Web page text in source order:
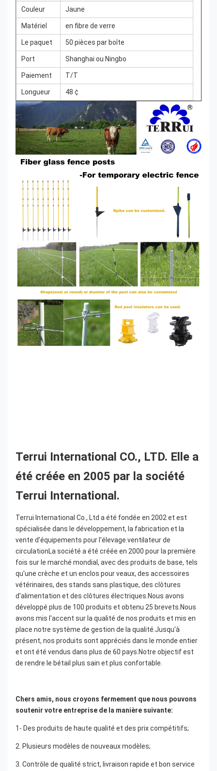
Couleur Jaune
Matériel en fibre de verre
Le paquet 50 pièces par boîte
Port Shanghai ou Ningbo
Paiement T/T
Longueur 48 ¢
Terrui International CO., LTD. Elle a
été créée en 2005 par la société
Terrui International.
Terrui International Co., Ltd a été fondée en 2002 et est
spécialisée dans le développement, la fabrication et la
vente d'équipements pour l'élevage.ventilateur de
circulationLa société a été créée en 2000 pour la première
fois sur le marché mondial, avec des produits de base, tels
qu'une crèche et un enclos pour veaux, des accessoires
vétérinaires, des stands sans plastique, des clôtures
d'alimentation et des clôtures électriques.Nous avons
développé plus de 100 produits et obtenu 25 brevets.Nous
avons mis l'accent sur la qualité de nos produits et mis en
place notre système de gestion de la qualité.Jusqu'à
présent, nos produits sont appréciés dans le monde entier
et ont été vendus dans plus de 60 pays.Notre objectif est
de rendre le bétail plus sain et plus confortable.
Chers amis, nous croyons fermement que nous pouvons
soutenir votre entreprise de la manière suivante:
1- Des produits de haute qualité et des prix compétitifs;
2. Plusieurs modèles de nouveaux modèles;
3. Contrôle de qualité strict, livraison rapide et bon service